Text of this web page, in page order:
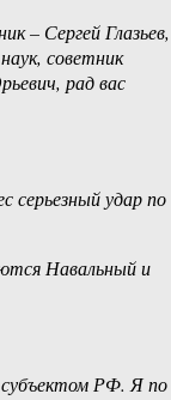
– Сергей Глазьев,
советник
рад вас
серьезный удар по
Навальный и
РФ. Я по